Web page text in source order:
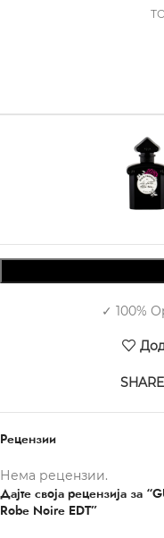
Noire
4.730,00
✓ 100%
Рецензии
Нема рецензии.
Дајте своја рецензија за
Robe Noire EDT”